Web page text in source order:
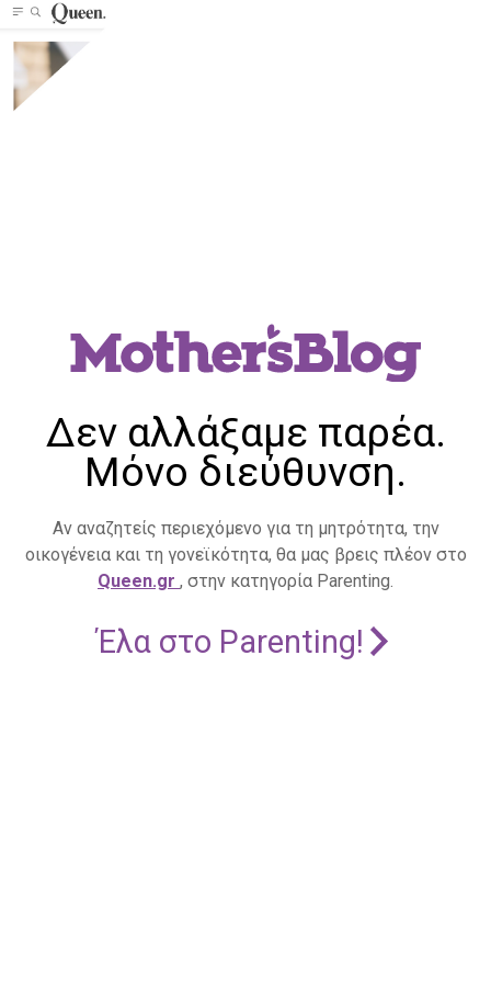
Δεν αλλάξαμε παρέα.
Μόνο διεύθυνση.
Αν αναζητείς περιεχόμενο για τη μητρότητα, την
οικογένεια και τη γονεϊκότητα, θα μας βρεις πλέον στο
Queen.gr , στην κατηγορία Parenting.
Έλα στο Parenting!